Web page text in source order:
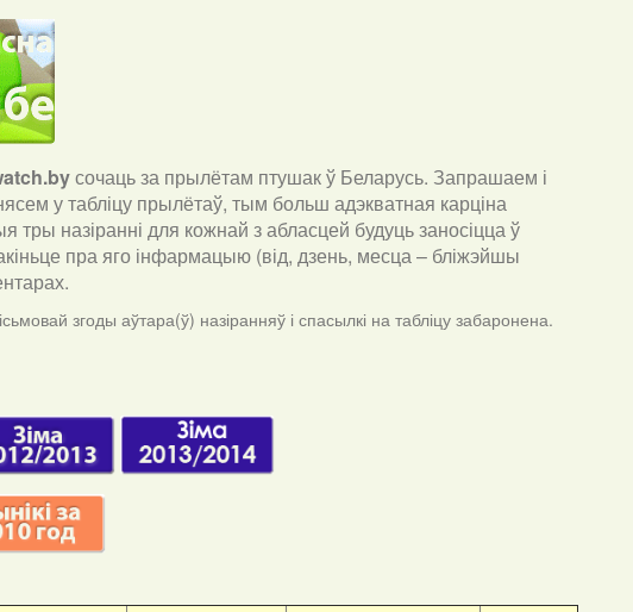
.byсочаць за прылётам птушак ў Беларусь. Запрашаем і
у табліцу прылётаў, тым больш адэкватная карціна
назіранні для кожнай з абласцей будуць заносіцца ў
пра яго інфармацыю (від, дзень, месца – бліжэйшы
.
згоды аўтара(ў) назіранняў і спасылкі на табліцу забаронена.